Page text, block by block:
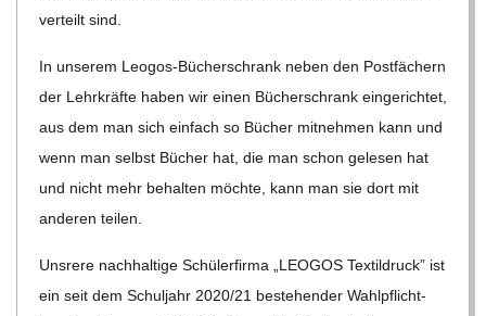
ver­teilt sind.
In unse­rem Leo­gos-Bücher­schrank neben den Post­fä­chern
der Lehr­kräfte haben wir einen Bücher­schrank ein­ge­rich­tet,
aus dem man sich ein­fach so Bücher mit­neh­men kann und
wenn man selbst Bücher hat, die man schon gele­sen hat
und nicht mehr behal­ten möchte, kann man sie dort mit
ande­ren teilen.
Uns­rere nach­hal­tige Schü­ler­firma „LEOGOS Tex­til­druck” ist
ein seit dem Schul­jahr 2020/​21 bestehen­der Wahl­pflicht­